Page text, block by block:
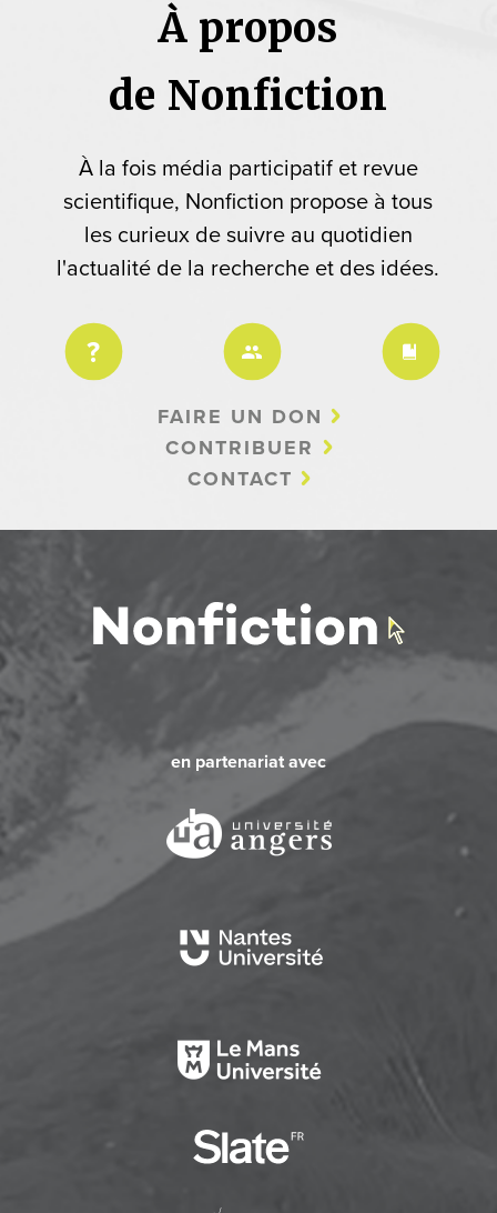
À propos
de Nonfiction
À la fois média participatif et revue
scientifique, Nonfiction propose à tous
les curieux de suivre au quotidien
l'actualité de la recherche et des idées.
FAIRE UN DON
CONTRIBUER
CONTACT
en partenariat avec